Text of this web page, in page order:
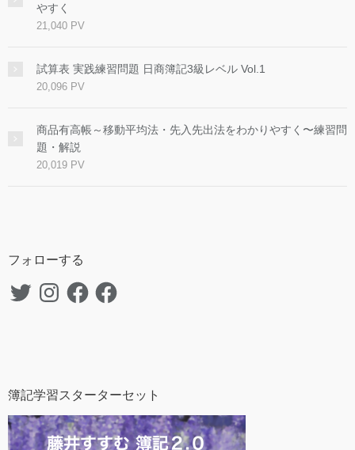
やすく
21,040 PV
試算表 実践練習問題 日商簿記3級レベル Vol.1
20,096 PV
商品有高帳～移動平均法・先入先出法をわかりやすく〜練習問
題・解説
20,019 PV
フォローする
TwitterInstagramFacebookFacebook
簿記学習スターターセット